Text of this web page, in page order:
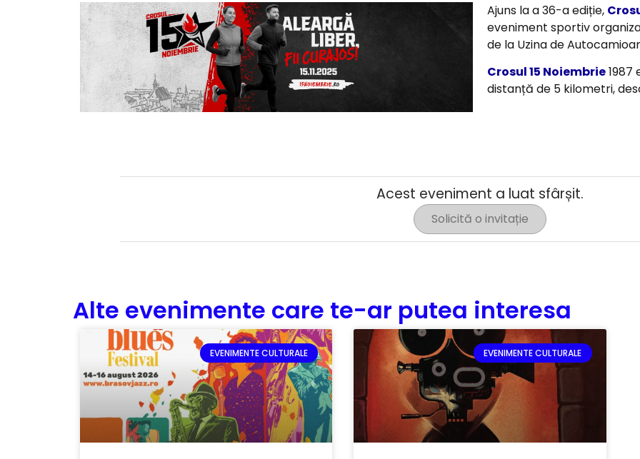
Ajuns la a 36-a ediție,
eveniment sportiv
de la Uzina de
Crosul 15 Noiembrie
distanță de 5 kilometri,
Acest eveniment a luat sfârșit.
Solicită o invitație
Alte evenimente care te-ar putea interesa
EVENIMENTE CULTURALE EVENIMENTE CULTURALE